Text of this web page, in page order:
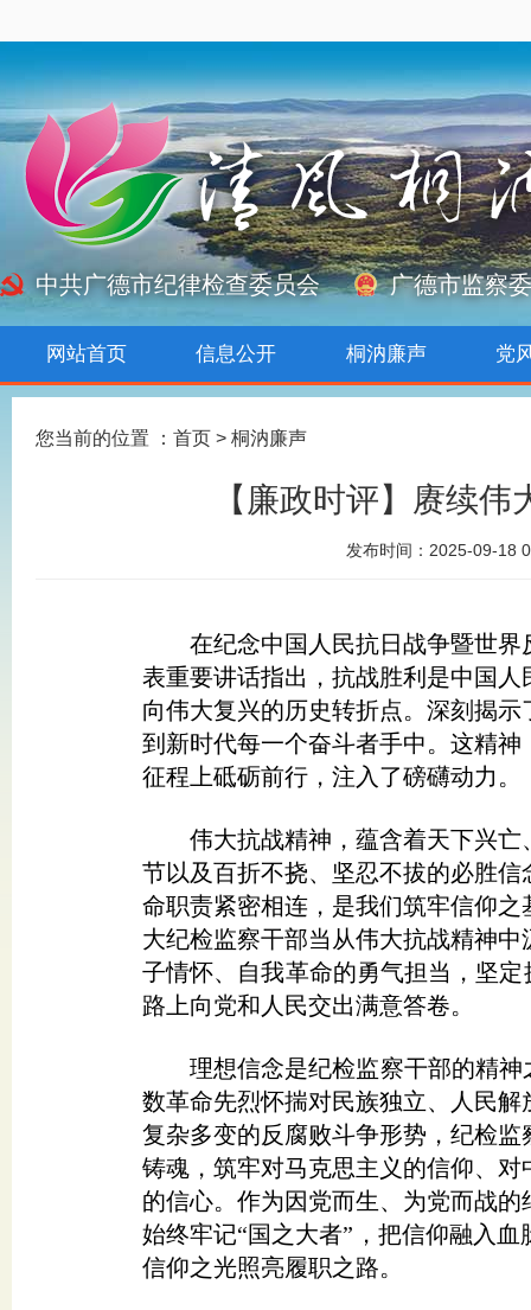
中共广德市纪律检查委员会 广德市监察
网站首页 信息公开 桐汭廉声 党
您当前的位置 ： 首页 > 桐汭廉声
【廉政时评】赓续
发布时间： 2025-09-18
在纪念中国人民抗日战争暨世界
表重要讲话指出，抗战胜利是中国
向伟大复兴的历史转折点。深刻揭
到新时代每一个奋斗者手中。这精
征程上砥砺前行，注入了磅礴动力。
伟大抗战精神，蕴含着天下兴亡
节以及百折不挠、坚忍不拔的必胜
命职责紧密相连，是我们筑牢信仰
大纪检监察干部当从伟大抗战精神
子情怀、自我革命的勇气担当，坚
路上向党和人民交出满意答卷。
理想信念是纪检监察干部的精神
数革命先烈怀揣对民族独立、人民
复杂多变的反腐败斗争形势，纪检
铸魂，筑牢对马克思主义的信仰、
的信心。作为因党而生、为党而战
始终牢记“国之大者”，把信仰融入
信仰之光照亮履职之路。